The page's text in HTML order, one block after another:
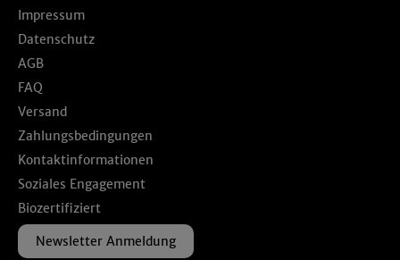
Impressum
Datenschutz
AGB
FAQ
Versand
Zahlungsbedingungen
Kontaktinformationen
Soziales Engagement
Biozertifiziert
Newsletter Anmeldung